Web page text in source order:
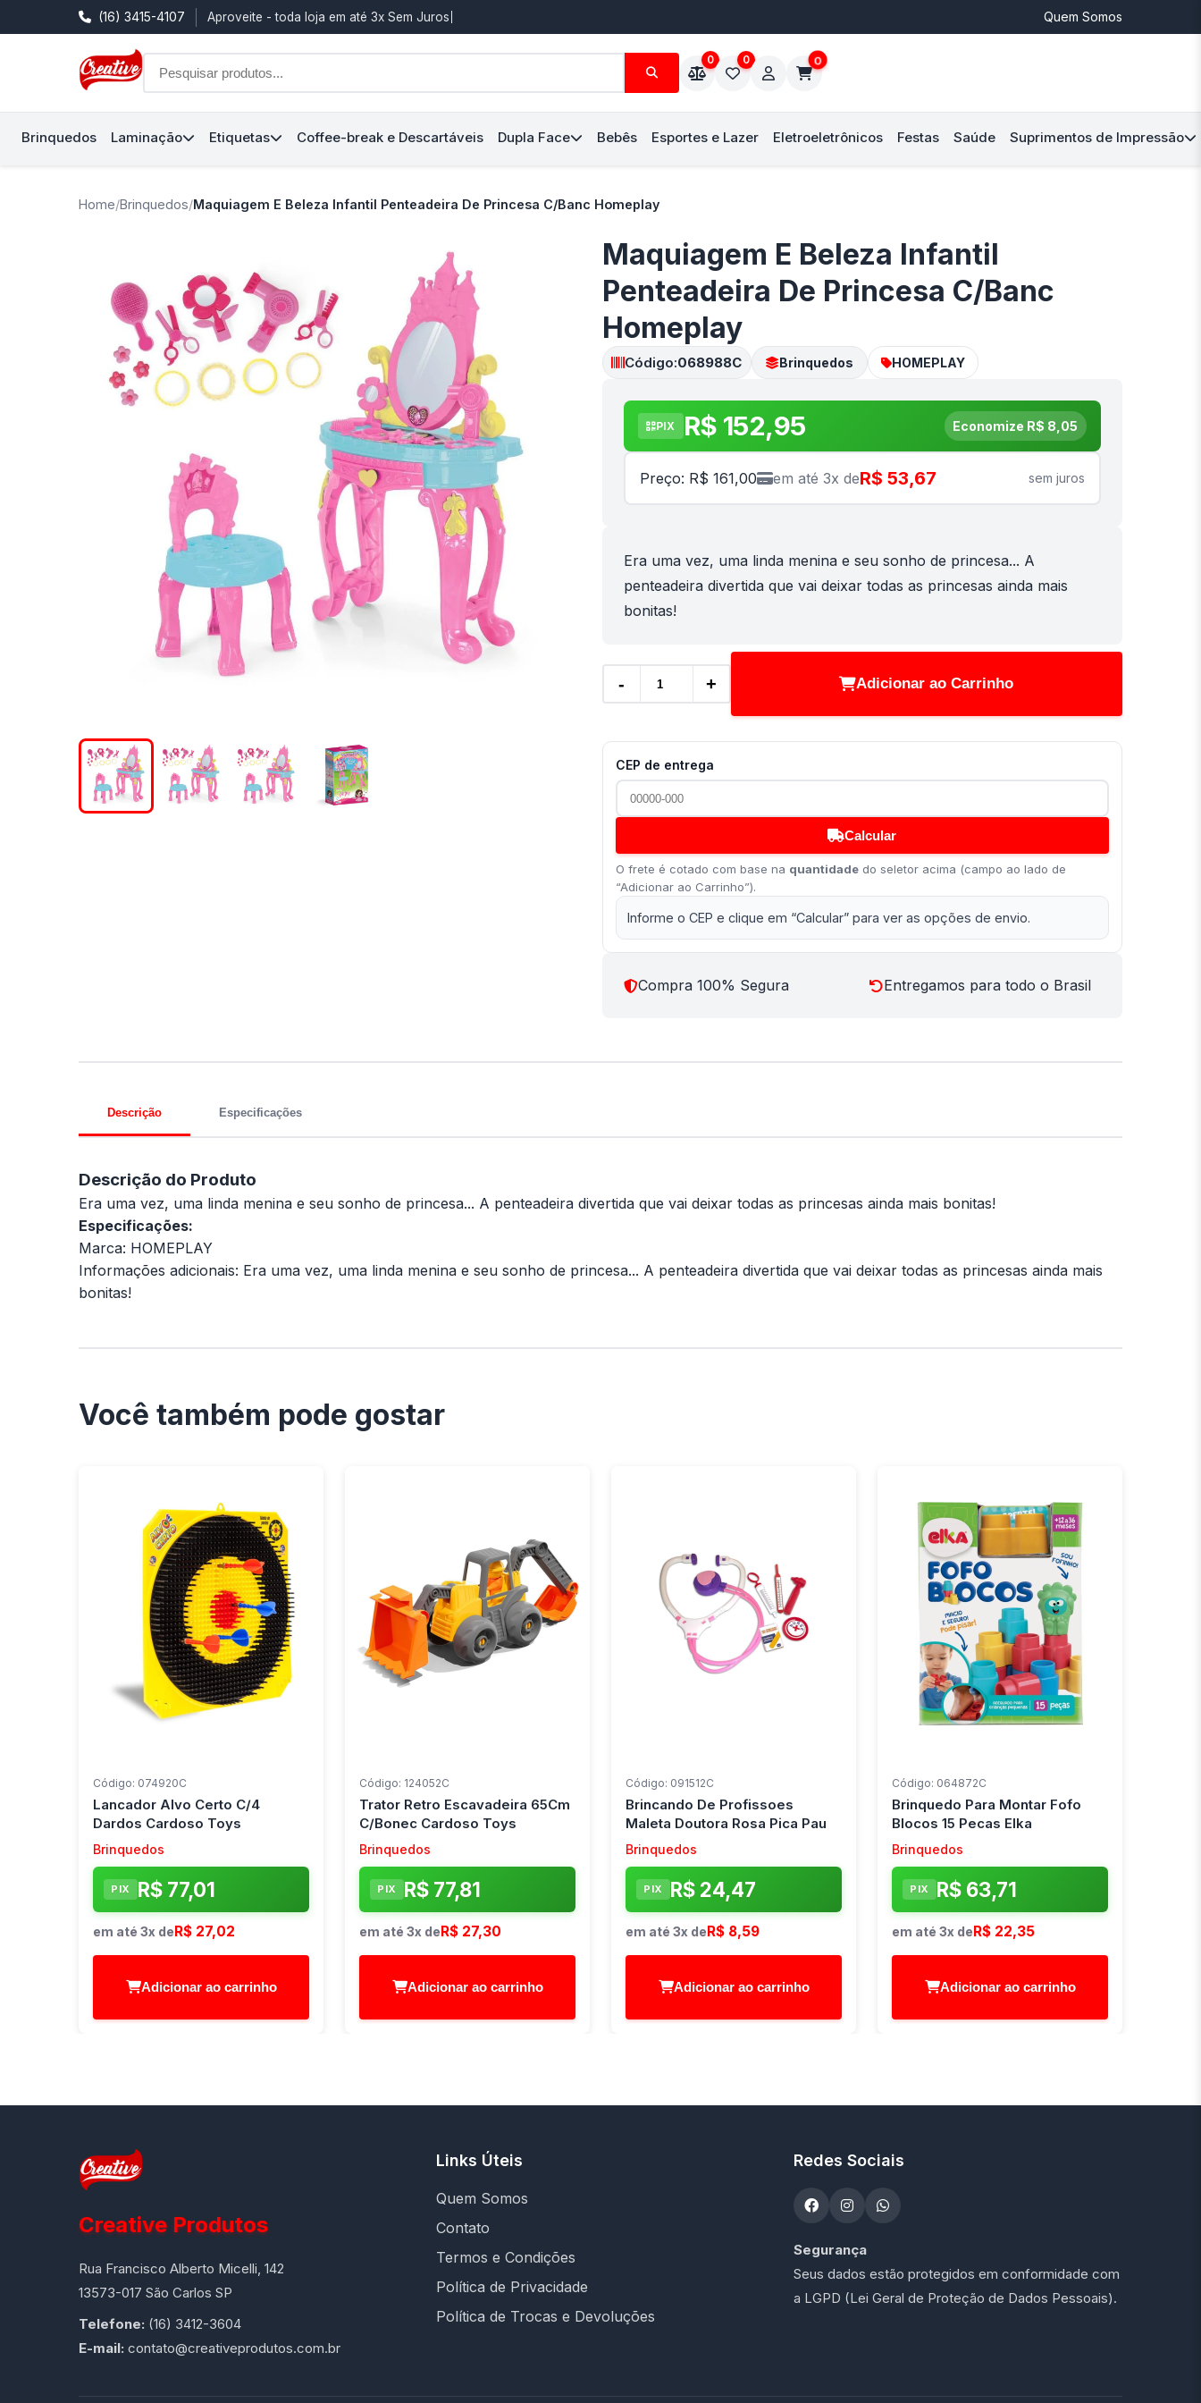
(16) 3415-4107 Aproveite - toda loja em até 3x Sem Juros Quem Somos
0 0 0
Brinquedos Laminação Etiquetas Coffee-break e Descartáveis Dupla Face Bebês Esportes e Lazer Eletroeletrônicos Festas Saúde Suprimentos de Impressão
Home/Brinquedos/Maquiagem E Beleza Infantil Penteadeira De Princesa C/Banc Homeplay
Maquiagem E Beleza Infantil
Penteadeira De Princesa C/Banc
Homeplay
Código:068988C Brinquedos HOMEPLAY
PIX R$ 152,95 Economize R$ 8,05
Preço: R$ 161,00 em até 3x deR$ 53,67 sem juros
Era uma vez, uma linda menina e seu sonho de princesa... A
penteadeira divertida que vai deixar todas as princesas ainda mais
bonitas!
- + Adicionar ao Carrinho
CEP de entrega
Calcular
O frete é cotado com base na quantidadedo seletor acima (campo ao lado de
“Adicionar ao Carrinho”).
Informe o CEP e clique em “Calcular” para ver as opções de envio.
Compra 100% Segura Entregamos para todo o Brasil
Descrição Especificações
Descrição do Produto
Era uma vez, uma linda menina e seu sonho de princesa... A penteadeira divertida que vai deixar todas as princesas ainda mais bonitas!
Especificações:
Marca: HOMEPLAY
Informações adicionais: Era uma vez, uma linda menina e seu sonho de princesa... A penteadeira divertida que vai deixar todas as princesas ainda mais
bonitas!
Você também pode gostar
Código: 074920C
Lancador Alvo Certo C/4
Dardos Cardoso Toys
Brinquedos
PIX R$ 77,01
em até 3x deR$ 27,02
Adicionar ao carrinho
Código: 124052C
Trator Retro Escavadeira 65Cm
C/Bonec Cardoso Toys
Brinquedos
PIX R$ 77,81
em até 3x deR$ 27,30
Adicionar ao carrinho
Código: 091512C
Brincando De Profissoes
Maleta Doutora Rosa Pica Pau
Brinquedos
PIX R$ 24,47
em até 3x deR$ 8,59
Adicionar ao carrinho
Código: 064872C
Brinquedo Para Montar Fofo
Blocos 15 Pecas Elka
Brinquedos
PIX R$ 63,71
em até 3x deR$ 22,35
Adicionar ao carrinho
Creative Produtos
Rua Francisco Alberto Micelli, 142
13573-017 São Carlos SP
Telefone: (16) 3412-3604
E-mail: contato@creativeprodutos.com.br
Links Úteis
Quem Somos
Contato
Termos e Condições
Política de Privacidade
Política de Trocas e Devoluções
Redes Sociais
Segurança
Seus dados estão protegidos em conformidade com
a LGPD (Lei Geral de Proteção de Dados Pessoais).